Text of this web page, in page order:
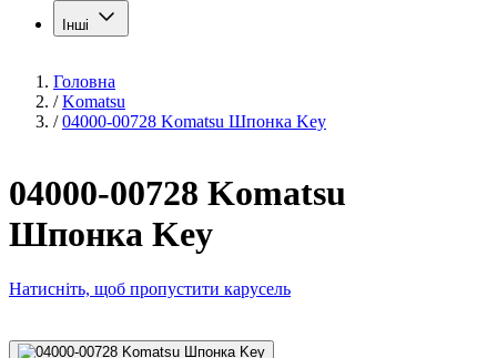
Інші
Головна
/ Komatsu
/ 04000-00728 Komatsu Шпонка Key
04000-00728 Komatsu
Шпонка Key
Натисніть, щоб пропустити карусель